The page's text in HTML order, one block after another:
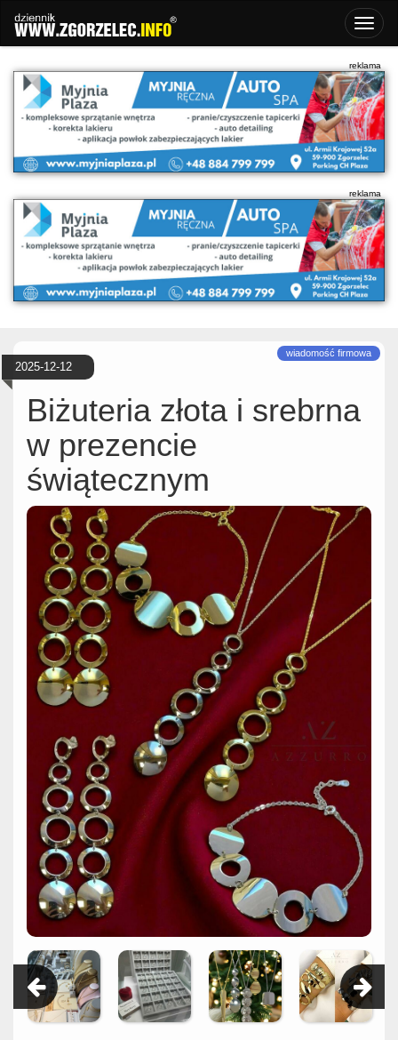
2025-12-12
Biżuteria złota i srebrna
w prezencie
świątecznym